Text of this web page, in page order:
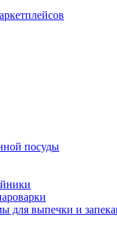
посуды
для выпечки и